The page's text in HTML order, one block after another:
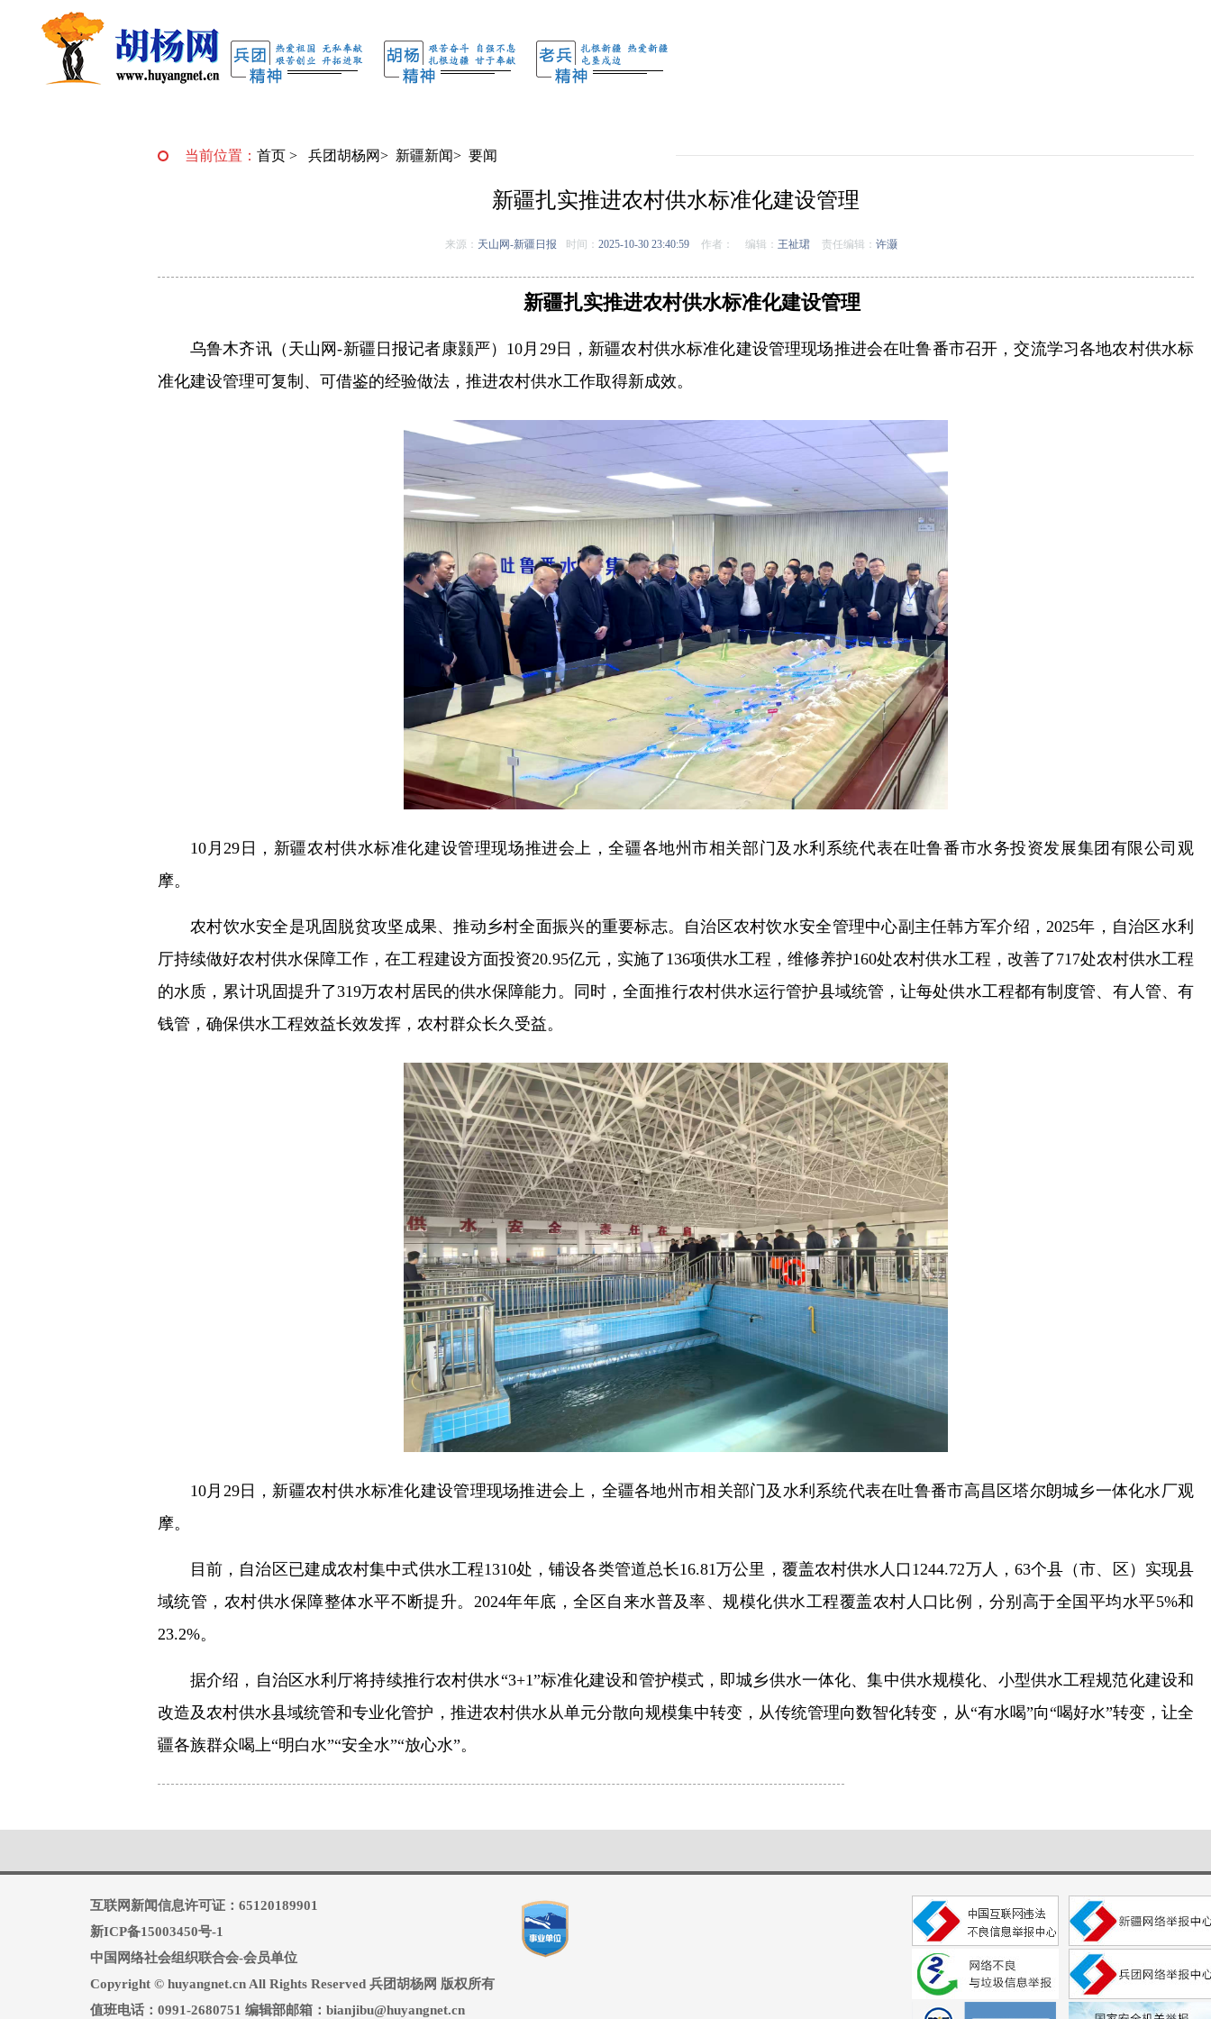
当前位置： 首页 > 兵团胡杨网> 新疆新闻> 要闻
新疆扎实推进农村供水标准化建设管理
来源： 天山网-新疆日报 时间： 2025-10-30 23:40:59 作者： 编辑： 王祉珺 责任编辑： 许灏
新疆扎实推进农村供水标准化建设管理
乌鲁木齐讯（ 天山网-新疆日报记者康颢严）10月29日，新疆农村供水标准化建设管理现场推进会在吐鲁番市召开，交流学习各地农村供水标
准化建设管理可复制、可借鉴的经验做法，推进农村供水工作取得新成效。
10月29日，新疆农村供水标准化建设管理现场推进会上，全疆各地州市相关部门及水利系统代表在吐鲁番市水务投资发展集团有限公司观
摩。
农村饮水安全是巩固脱贫攻坚成果、推动乡村全面振兴的重要标志。自治区农村饮水安全管理中心副主任韩方军介绍，2025年，自治区水利
厅持续做好农村供水保障工作，在工程建设方面投资20.95亿元，实施了136项供水工程，维修养护160处农村供水工程，改善了717处农村供水工程
的水质，累计巩固提升了319万农村居民的供水保障能力。同时，全面推行农村供水运行管护县域统管，让每处供水工程都有制度管、有人管、有
钱管，确保供水工程效益长效发挥，农村群众长久受益。
10月29日，新疆农村供水标准化建设管理现场推进会上，全疆各地州市相关部门及水利系统代表在吐鲁番市高昌区塔尔朗城乡一体化水厂观
摩。
目前，自治区已建成农村集中式供水工程1310处，铺设各类管道总长16.81万公里，覆盖农村供水人口1244.72万人，63个县（市、区）实现县
域统管，农村供水保障整体水平不断提升。2024年年底，全区自来水普及率、规模化供水工程覆盖农村人口比例，分别高于全国平均水平5%和
23.2%。
据介绍，自治区水利厅将持续推行农村供水“3+1”标准化建设和管护模式，即城乡供水一体化、集中供水规模化、小型供水工程规范化建设和
改造及农村供水县域统管和专业化管护，推进农村供水从单元分散向规模集中转变，从传统管理向数智化转变，从“有水喝”向“喝好水”转变，让全
疆各族群众喝上“明白水”“安全水”“放心水”。
互联网新闻信息许可证：65120189901
新ICP备15003450号-1
中国网络社会组织联合会-会员单位
Copyright © huyangnet.cn All Rights Reserved 兵团胡杨网 版权所有
值班电话：0991-2680751 编辑部邮箱：bianjibu@huyangnet.cn